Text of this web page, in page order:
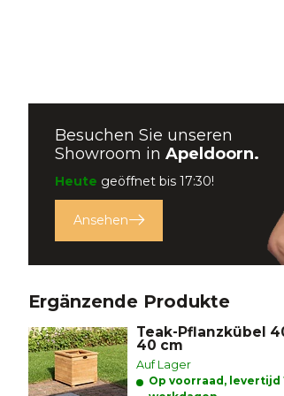
Besuchen Sie unseren
Showroom inApeldoorn.
Heute geöffnet bis 17:30!
Ansehen
Ergänzende Produkte
Teak-Pflanzkübel
40 cm
Auf Lager
Op voorraad, levertijd